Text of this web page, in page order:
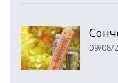
09/08/